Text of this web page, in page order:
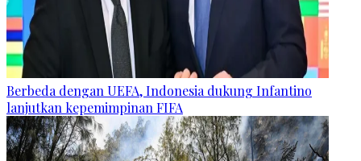
Berbeda dengan UEFA, Indonesia dukung Infantino
lanjutkan kepemimpinan FIFA